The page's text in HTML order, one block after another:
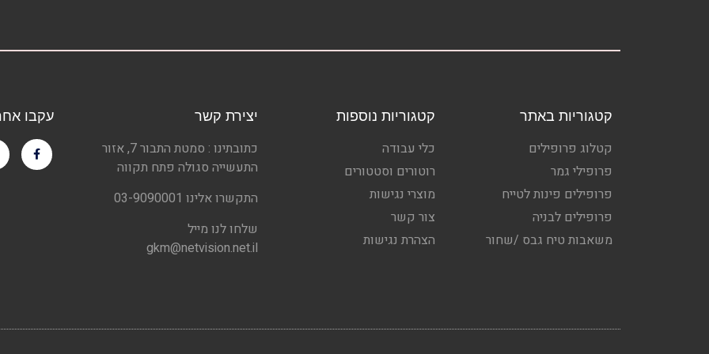
קטגוריות באתר
קטלוג פרופילים
פרופילי גמר
פרופילים פינות לטייח
פרופילים לבניה
משאבות טיח גבס /שחור
קטגוריות נוספות
כלי עבודה
רוטורים וסטטורים
מוצרי נגישות
צור קשר
הצהרת נגישות
יצירת קשר
כתובתינו : סמטת התבור 7, אזור
התעשייה סגולה פתח תקווה
התקשרו אלינו 03-9090001
שלחו לנו מייל
gkm@netvision.net.il
עקבו